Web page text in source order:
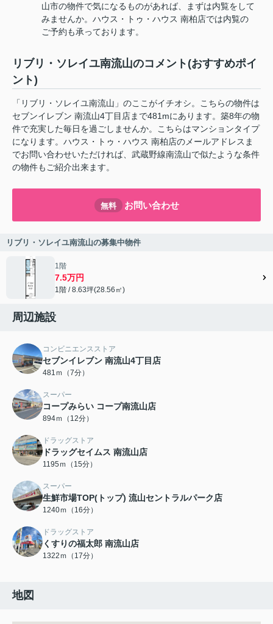
山市の物件で気になるものがあれば、まずは内覧をして
みませんか。ハウス・トゥ・ハウス 南柏店では内覧の
ご予約も承っております。
リブリ・ソレイユ南流山のコメント(おすすめポイ
ント)
「リブリ・ソレイユ南流山」のここがイチオシ。こちらの物件は
セブンイレブン 南流山4丁目店まで481mにあります。築8年の物
件で充実した毎日を過ごしませんか。こちらはマンションタイプ
になります。ハウス・トゥ・ハウス 南柏店のメールアドレスま
でお問い合わせいただければ、武蔵野線南流山で似たような条件
の物件もご紹介出来ます。
無料 お問い合わせ
リブリ・ソレイユ南流山の募集中物件
1階
7.5万円
1階 / 8.63坪(28.56㎡)
周辺施設
コンビニエンスストア
セブンイレブン 南流山4丁目店
481ｍ（7分）
スーパー
コープみらい コープ南流山店
894ｍ（12分）
ドラッグストア
ドラッグセイムス 南流山店
1195ｍ（15分）
スーパー
生鮮市場TOP(トップ) 流山セントラルパーク店
1240ｍ（16分）
ドラッグストア
くすりの福太郎 南流山店
1322ｍ（17分）
地図